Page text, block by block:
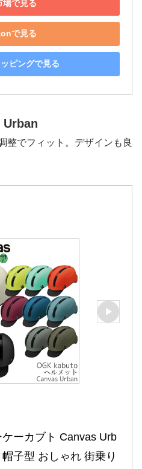
場で見る
で見る
ピングで見る
Urban
整でフィット。デザインも良
ーカブト Canvas Urb
子型 おしゃれ 街乗り